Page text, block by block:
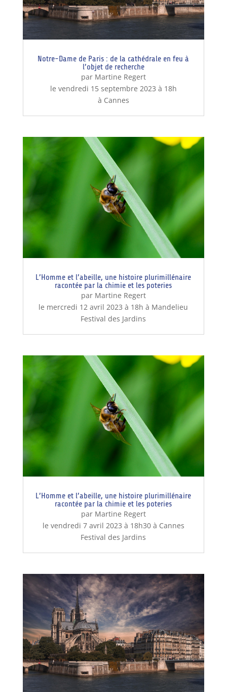
Notre-Dame de Paris : de la cathédrale en feu à
l’objet de recherche
par Martine Regert
le vendredi 15 septembre 2023 à 18h
à Cannes
L’Homme et l’abeille, une histoire plurimillénaire
racontée par la chimie et les poteries
par Martine Regert
le mercredi 12 avril 2023 à 18h à Mandelieu
Festival des Jardins
L’Homme et l’abeille, une histoire plurimillénaire
racontée par la chimie et les poteries
par Martine Regert
le vendredi 7 avril 2023 à 18h30 à Cannes
Festival des Jardins